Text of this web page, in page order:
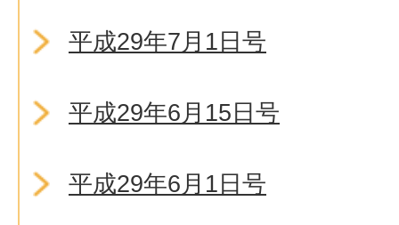
平成29年7月1日号
平成29年6月15日号
平成29年6月1日号